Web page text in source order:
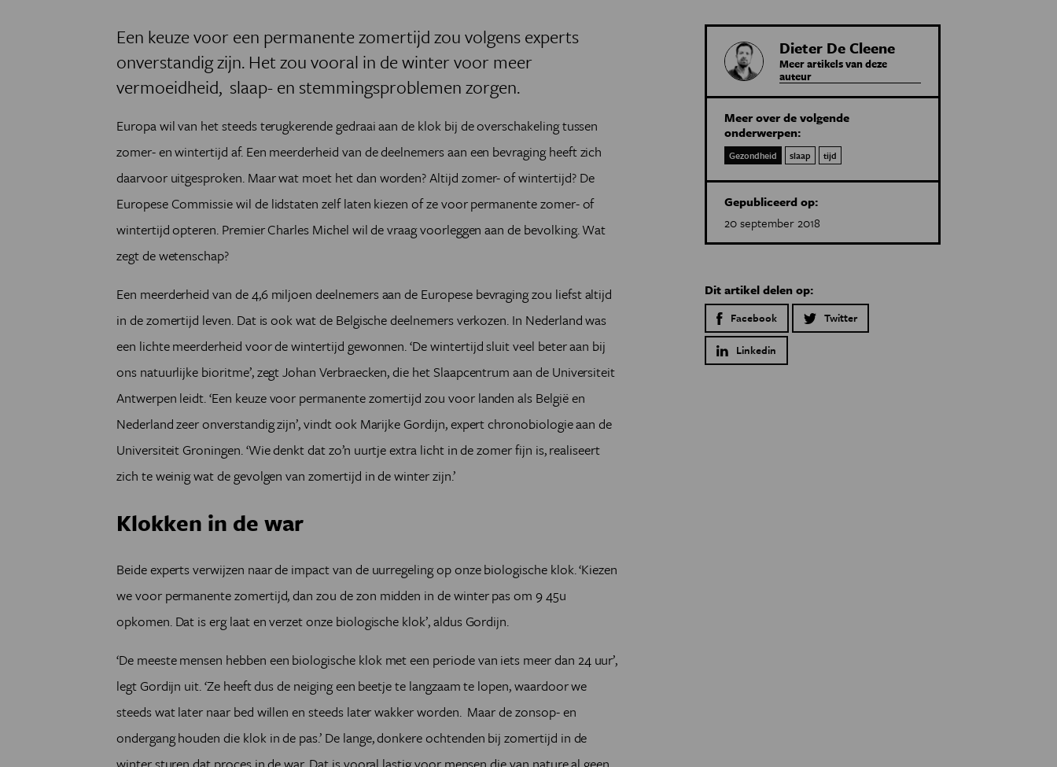
Een keuze voor een permanente zomertijd zou volgens experts
onverstandig zijn. Het zou vooral in de winter voor meer
vermoeidheid, slaap- en stemmingsproblemen zorgen.
Europa wil van het steeds terugkerende gedraai aan de klok bij de overschakeling tussen
zomer- en wintertijd af. Een meerderheid van de deelnemers aan een bevraging heeft zich
daarvoor uitgesproken. Maar wat moet het dan worden? Altijd zomer- of wintertijd? De
Europese Commissie wil de lidstaten zelf laten kiezen of ze voor permanente zomer- of
wintertijd opteren. Premier Charles Michel wil de vraag voorleggen aan de bevolking. Wat
zegt de wetenschap?
Een meerderheid van de 4,6 miljoen deelnemers aan de Europese bevraging zou liefst altijd
in de zomertijd leven. Dat is ook wat de Belgische deelnemers verkozen. In Nederland was
een lichte meerderheid voor de wintertijd gewonnen.‘De wintertijd sluit veel beter aan bij
ons natuurlijke bioritme’, zegt Johan Verbraecken, die het Slaapcentrum aan de Universiteit
Antwerpen leidt.‘Een keuze voor permanente zomertijd zou voor landen als België en
Nederland zeer onverstandig zijn’, vindt ook Marijke Gordijn, expert chronobiologie aan de
Universiteit Groningen.‘Wie denkt dat zo’n uurtje extra licht in de zomer fijn is, realiseert
zich te weinig wat de gevolgen van zomertijd in de winter zijn.’
Klokken in de war
Beide experts verwijzen naar de impact van de uurregeling op onze biologische klok.‘Kiezen
we voor permanente zomertijd, dan zou de zon midden in de winter pas om 9 45u
opkomen. Dat is erg laat en verzet onze biologische klok’, aldus Gordijn.
‘De meeste mensen hebben een biologische klok met een periode van iets meer dan 24 uur’,
legt Gordijn uit.‘Ze heeft dus de neiging een beetje te langzaam te lopen, waardoor we
steeds wat later naar bed willen en steeds later wakker worden. Maar de zonsop- en
ondergang houden die klok in de pas.’ De lange, donkere ochtenden bij zomertijd in de
Dieter De Cleene
Meer artikels van deze
auteur
Meer over de volgende
onderwerpen:
Gezondheid slaap tijd
Gepubliceerd op:
20 september 2018
Dit artikel delen op:
Facebook Twitter
Linkedin